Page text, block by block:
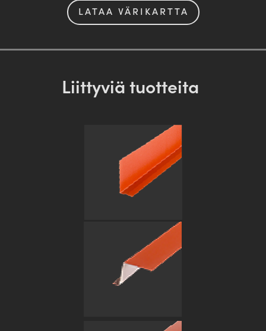
LATAA VÄRIKARTTA
Liittyviä tuotteita